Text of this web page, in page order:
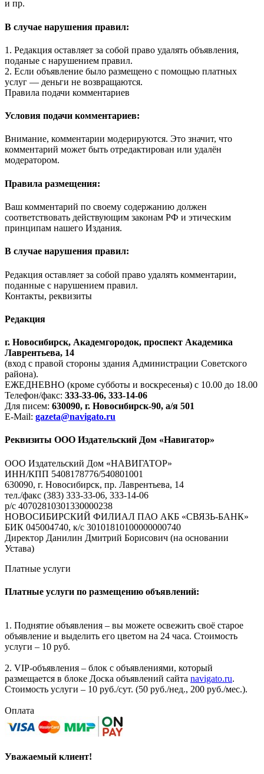
и пр.
В случае нарушения правил:
1. Редакция оставляет за собой право удалять объявления,
поданые с нарушением правил.
2. Если объявление было размещено с помощью платных
услуг — деньги не возвращаются.
Правила подачи комментариев
Условия подачи комментариев:
Внимание, комментарии модерируются. Это значит, что
комментарий может быть отредактирован или удалён
модератором.
Правила размещения:
Ваш комментарий по своему содержанию должен
соответствовать действующим законам РФ и этическим
принципам нашего Издания.
В случае нарушения правил:
Редакция оставляет за собой право удалять комментарии,
поданные с нарушением правил.
Контакты, реквизиты
Редакция
г. Новосибирск, Академгородок, проспект Академика
Лаврентьева, 14
(вход с правой стороны здания Администрации Советского
района).
ЕЖЕДНЕВНО (кроме субботы и воскресенья) с 10.00 до 18.00
Телефон/факс: 333-33-06, 333-14-06
Для писем: 630090, г. Новосибирск-90, а/я 501
E-Mail: gazeta@navigato.ru
Реквизиты ООО Издательский Дом «Навигатор»
ООО Издательский Дом «НАВИГАТОР»
ИНН/КПП 5408178776/540801001
630090, г. Новосибирск, пр. Лаврентьева, 14
тел./факс (383) 333-33-06, 333-14-06
р/с 40702810301330000238
НОВОСИБИРСКИЙ ФИЛИАЛ ПАО АКБ «СВЯЗЬ-БАНК»
БИК 045004740, к/с 30101810100000000740
Директор Данилин Дмитрий Борисович (на основании
Устава)
Платные услуги
Платные услуги по размещению объявлений:
1. Поднятие объявления – вы можете освежить своё старое
объявление и выделить его цветом на 24 часа. Стоимость
услуги – 10 руб.
2. VIP-объявления – блок с объявлениями, который
размещается в блоке Доска объявлений сайта navigato.ru.
Стоимость услуги – 10 руб./сут. (50 руб./нед., 200 руб./мес.).
Оплата
Уважаемый клиент!